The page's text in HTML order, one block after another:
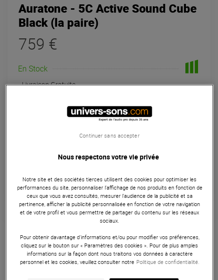
Auratone - 5C Active Sound Cube
Black (la paire)
759 €
En Stock
Livraison Gratuite
Habituellement expédié sous 4 jours
Retrait magasin en 5 jour(s)
à Univers-sons
4x 10x 12x
253,00 € / mois
Mensualités :
2x253.00 €
Coût de financement :
0 €
TAEG fixe : 0
Garantie3
Eligible à la Garantie Sérénité
Monitoring
Nous respectons votre vie privée
Notre site et des sociétés tierces utilisent des cookies pour optimiser les
performances du site, personnaliser l’affichage de nos produits en fonction de
ceux que vous avez consultés, mesurer l'audience de la publicité et sa
pertinence, afficher la publicité personnalisée en fonction de votre navigation
et de votre profil et vous permettre de partager du contenu sur les réseaux
sociaux.
Pour obtenir davantage d'informations et/ou pour modifier vos préférences,
cliquez sur le bouton sur « Paramètres des cookies ». Pour de plus amples
informations sur la façon dont nous traitons vos données à caractère
personnel et les cookies, veuillez consulter notre Politique de confidentialité.
Continuer sans accepter